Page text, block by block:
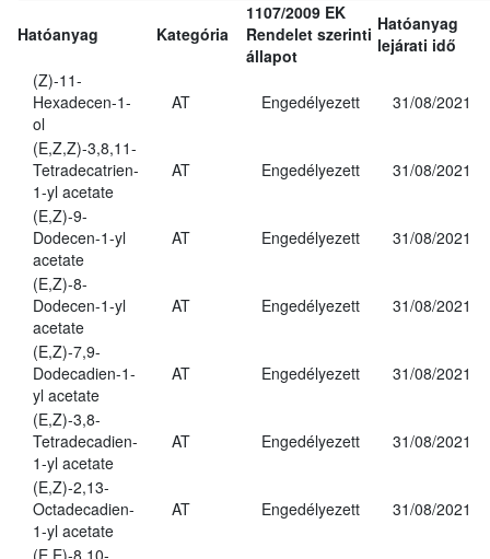
Hatóanyag Kategória
1107/2009 EK
Rendelet szerinti
állapot
Hatóanyag
lejárati idő
(Z)-11-
Hexadecen-1-
ol
AT Engedélyezett 31/08/2021
(E,Z,Z)-3,8,11-
Tetradecatrien-
1-yl acetate
AT Engedélyezett 31/08/2021
(E,Z)-9-
Dodecen-1-yl
acetate
AT Engedélyezett 31/08/2021
(E,Z)-8-
Dodecen-1-yl
acetate
AT Engedélyezett 31/08/2021
(E,Z)-7,9-
Dodecadien-1-
yl acetate
AT Engedélyezett 31/08/2021
(E,Z)-3,8-
Tetradecadien-
1-yl acetate
AT Engedélyezett 31/08/2021
(E,Z)-2,13-
Octadecadien-
1-yl acetate
AT Engedélyezett 31/08/2021